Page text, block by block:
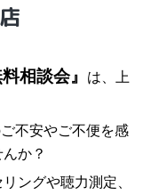
料相談会』
は、上
不安やご不便を感
か？
ングや聴力測定、